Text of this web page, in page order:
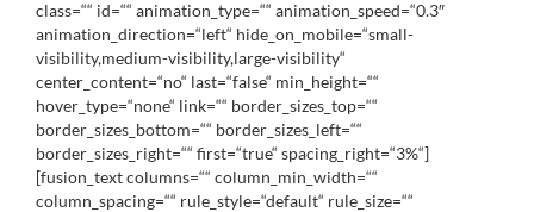
class=““ id=““ animation_type=““ animation_speed=“0.3″
animation_direction=“left“ hide_on_mobile=“small-
visibility,medium-visibility,large-visibility“
center_content=“no“ last=“false“ min_height=““
hover_type=“none“ link=““ border_sizes_top=““
border_sizes_bottom=““ border_sizes_left=““
border_sizes_right=““ first=“true“ spacing_right=“3%“]
[fusion_text columns=““ column_min_width=““
column_spacing=““ rule_style=“default“ rule_size=““